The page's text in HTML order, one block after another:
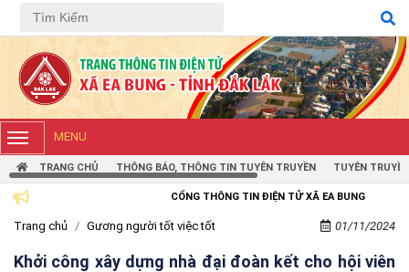
MENU
TRANG CHỦ THÔNG BÁO, THÔNG TIN TUYÊN TRUYỀN TUYÊN
CỔNG THÔNG TIN ĐIỆN TỬ XÃ EA BUNG
Trang chủ Gương người tốt việc tốt 01/11/2024
Khởi công xây dựng nhà đại đoàn kết cho hội viên